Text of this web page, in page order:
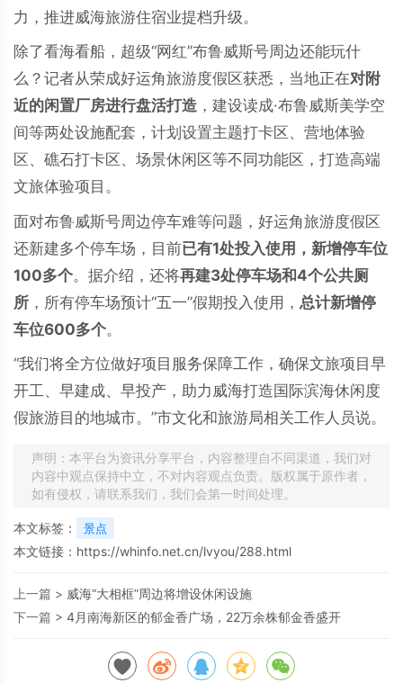
力，推进威海旅游住宿业提档升级。
除了看海看船，超级“网红”布鲁威斯号周边还能玩什
么？记者从荣成好运角旅游度假区获悉，当地正在对附
近的闲置厂房进行盘活打造 ，建设读成·布鲁威斯美学空
间等两处设施配套，计划设置主题打卡区、营地体验
区、礁石打卡区、场景休闲区等不同功能区，打造高端
文旅体验项目。
面对布鲁威斯号周边停车难等问题，好运角旅游度假区
还新建多个停车场，目前已有1处投入使用，新增停车位
100多个。据介绍，还将再建3处停车场和4个公共厕
所 ，所有停车场预计“五一”假期投入使用， 总计新增停
车位600多个。
“我们将全方位做好项目服务保障工作，确保文旅项目早
开工、早建成、早投产，助力威海打造国际滨海休闲度
假旅游目的地城市。”市文化和旅游局相关工作人员说。
声明：本平台为资讯分享平台，内容整理自不同渠道，我们对
内容中观点保持中立，不对内容观点负责。版权属于原作者，
如有侵权，请联系我们，我们会第一时间处理。
本文标签： 景点
本文链接： https://whinfo.net.cn/lvyou/288.html
上一篇 > 威海“大相框”周边将增设休闲设施
下一篇 > 4月南海新区的郁金香广场，22万余株郁金香盛开